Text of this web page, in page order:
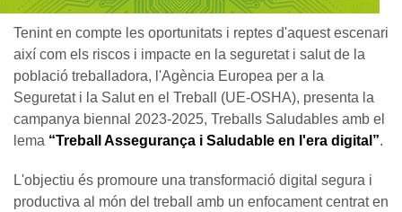
Tenint en compte les oportunitats i reptes d'aquest escenari
així com els riscos i impacte en la seguretat i salut de la
població treballadora, l'Agència Europea per a la
Seguretat i la Salut en el Treball (UE-OSHA), presenta la
campanya biennal 2023-2025, Treballs Saludables amb el
lema “Treball Assegurança i Saludable en l'era digital”.
L'objectiu és promoure una transformació digital segura i
productiva al món del treball amb un enfocament centrat en